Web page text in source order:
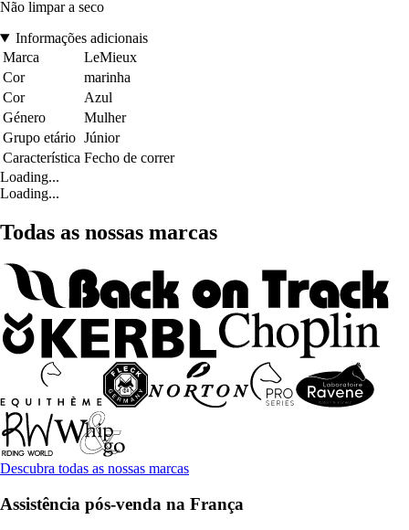
Não limpar a seco
Informações adicionais
Marca
LeMieux
Cor
marinha
Cor
Azul
Género
Mulher
Grupo etário Júnior
Característica Fecho de correr
Loading...
Loading...
Todas as nossas marcas
Descubra todas as nossas marcas
Assistência pós-venda na França